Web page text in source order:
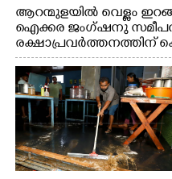
ആറന്മുളയിൽ വെള്ളം
ഐക്കര ജംഗ്ഷനു
രക്ഷാപ്രവർത്തനത്തിന്
ബോട്ടുകൾ